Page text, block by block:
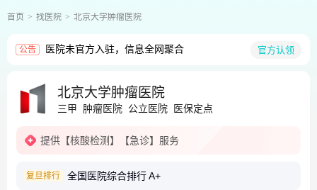
首页 找医院 北京大学肿瘤医院
公告 医院未官方入驻，信息全网聚合 官方认领
北京大学肿瘤医院
三甲 肿瘤医院 公立医院 医保定点
提供 【核酸检测】 【急诊】 服务
复旦排行 全国医院综合排行A+